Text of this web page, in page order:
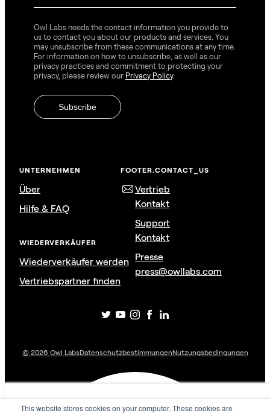
This website stores cookies on your computer. These cookies are
Owl Labs needs the contact information you provide to
us to contact you about our products and services. You
may unsubscribe from these communications at any time.
For information on how to unsubscribe, as well as our
privacy practices and commitment to protecting your
privacy, please review our Privacy Policy.
UNTERNEHMEN
Über
Hilfe & FAQ
WIEDERVERKÄUFER
Wiederverkäufer werden
Vertriebspartner finden
FOOTER.CONTACT_US
Vertrieb
Kontakt
Support
Kontakt
Presse
press@owllabs.com
© 2026 Owl LabsDatenschutzbestimmungenNutzungsbedingungen
This website stores cookies on your computer. These cookies are used